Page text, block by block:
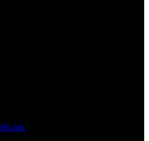
tik-tok